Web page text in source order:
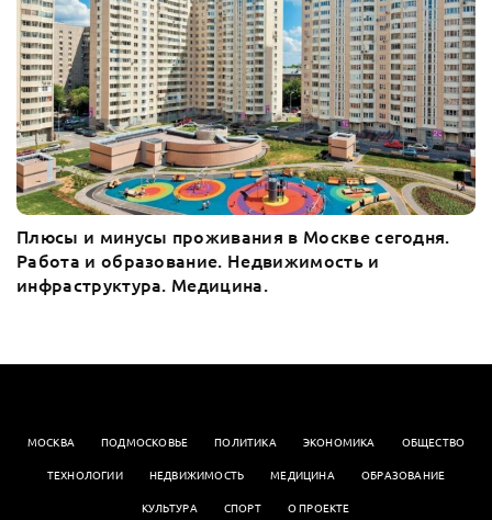
Плюсы и минусы проживания в Москве сегодня.
Работа и образование. Недвижимость и
инфраструктура. Медицина.
МОСКВА ПОДМОСКОВЬЕ ПОЛИТИКА ЭКОНОМИКА
OБЩЕСТВО
ТЕХНОЛОГИИ
НЕДВИЖИМОСТЬ МЕДИЦИНА
ОБРАЗОВАНИЕ
КУЛЬТУРА
СПОРТ О ПРОЕКТЕ